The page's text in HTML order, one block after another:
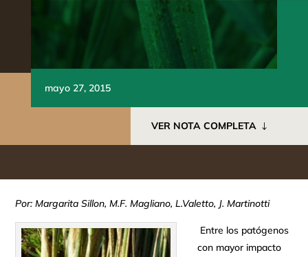
mayo 27, 2015
VER NOTA COMPLETA
Por: Margarita Sillon, M.F. Magliano, L.Valetto, J. Martinotti
Entre los patógenos
con mayor impacto